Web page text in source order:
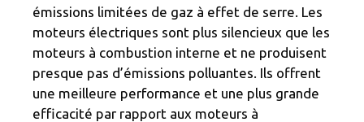
émissions limitées de gaz à effet de serre. Les
moteurs électriques sont plus silencieux que les
moteurs à combustion interne et ne produisent
presque pas d’émissions polluantes. Ils offrent
une meilleure performance et une plus grande
efficacité par rapport aux moteurs à